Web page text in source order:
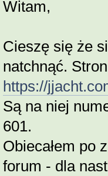
Witam,
Cieszę się że
natchnąć.
https://
Są na niej
601.
Obiecałem po
forum - dla